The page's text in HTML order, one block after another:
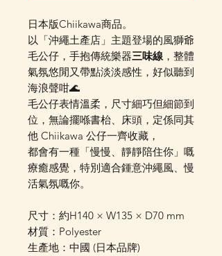
日本版Chiikawa商品。
以「沖繩土產店」主題登場的風獅爺
毛公仔，手抱傳統樂器三味線 ，整體
氣氛悠閒又帶點淡淡感性，好似聽到
海浪聲咁🌊
毛公仔表情溫柔，尺寸細巧但細節到
位，無論擺喺書枱、床頭，定係同其
他 Chiikawa 公仔一齊收藏，
都會有一種「慢慢、靜靜陪住你」嘅
療癒感覺，特別適合鍾意沖繩風、慢
活氣氛嘅你。
尺寸：約H140 × W135 × D70 mm
材質：Polyester
生產地：中國 (日本品牌)